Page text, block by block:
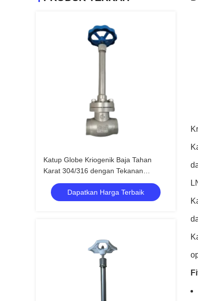
Katup Globe Kriogenik Baja Tahan
Karat 304/316 dengan Tekanan
Maksimum 5.0Mpa dan Rentang Suhu
-196°C hingga +80°C
Dapatkan Harga Terbaik